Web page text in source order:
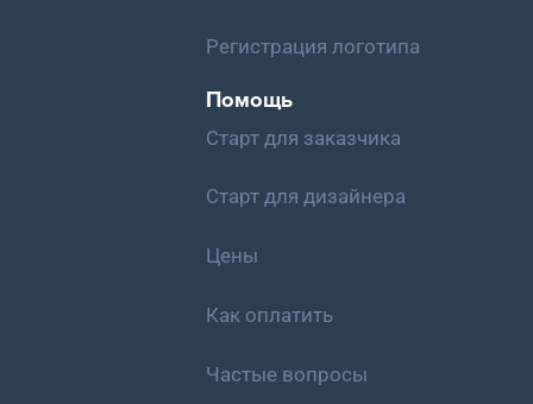
Регистрация логотипа
Помощь
Старт для заказчика
Старт для дизайнера
Цены
Как оплатить
Частые вопросы